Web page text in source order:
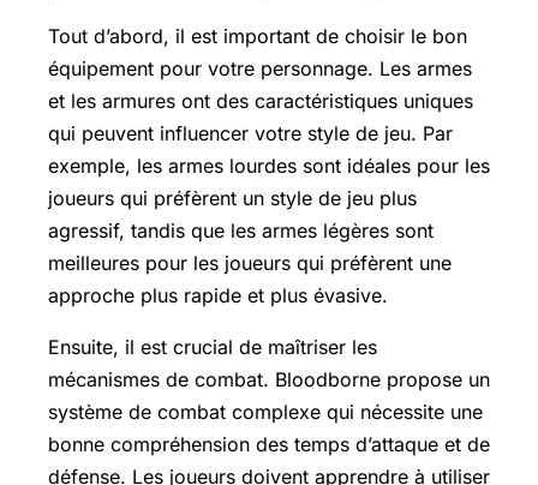
Tout d’abord, il est important de choisir le bon
équipement pour votre personnage. Les armes
et les armures ont des caractéristiques uniques
qui peuvent influencer votre style de jeu. Par
exemple, les armes lourdes sont idéales pour les
joueurs qui préfèrent un style de jeu plus
agressif, tandis que les armes légères sont
meilleures pour les joueurs qui préfèrent une
approche plus rapide et plus évasive.
Ensuite, il est crucial de maîtriser les
mécanismes de combat. Bloodborne propose un
système de combat complexe qui nécessite une
bonne compréhension des temps d’attaque et de
défense. Les joueurs doivent apprendre à utiliser